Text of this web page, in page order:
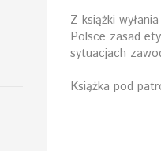
Z książki
Polsce zasad
sytuacjach
Książka pod